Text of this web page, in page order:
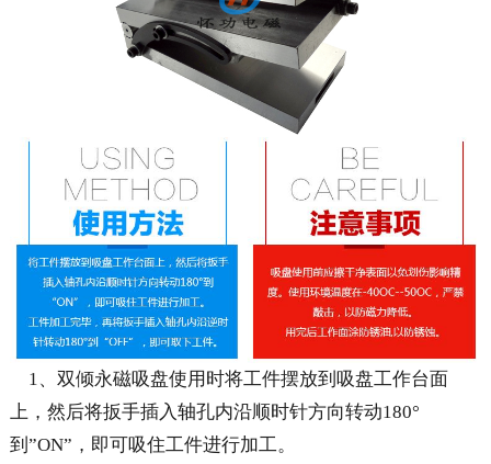
维修检测
技术原理
联系我们
1、双倾永磁吸盘使用时将工件摆放到吸盘工作台面
上，然后将扳手插入轴孔内沿顺时针方向转动180°
到”ON”，即可吸住工件进行加工。